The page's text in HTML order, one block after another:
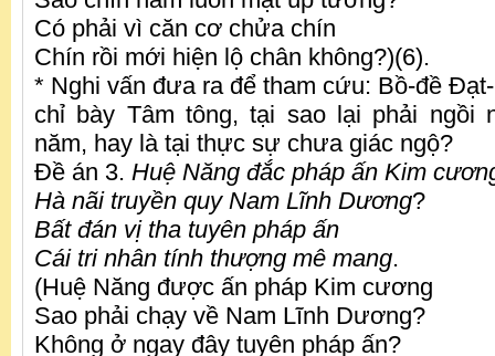
Có phải vì căn cơ chửa chín
Chín rồi mới hiện lộ chân không?)(6).
* Nghi vấn đưa ra để tham cứu: Bồ-đề
chỉ bày Tâm tông, tại sao lại phải ngồi
năm, hay là tại thực sự chưa giác ngộ?
Đề án 3. Huệ Năng đắc pháp ấn Kim
Hà nãi truyền quy Nam Lĩnh Dương?
Bất đán vị tha tuyên pháp ấn
Cái tri nhân tính thượng mê mang.
(Huệ Năng được ấn pháp Kim cương
Sao phải chạy về Nam Lĩnh Dương?
Không ở ngay đây tuyên pháp ấn?